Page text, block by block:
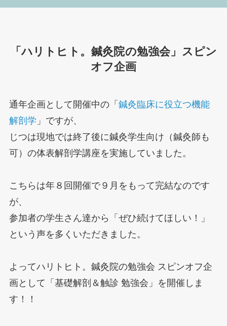
「ハリトヒト。鍼灸院の勉強会」スピン
オフ企画
通年企画として開催中の「 鍼灸臨床に役立つ機能
解剖学 」ですが、
じつは現地では終了後に鍼灸学生向け（鍼灸師も
可）の体表解剖学講座を実施していました。
こちらは年８回開催で９月をもって完結なのです
が、
参加者の学生さん達から「ぜひ続けてほしい！」
という声を多くいただきました。
よってハリトヒト。鍼灸院の勉強会 スピンオフ企
画として「基礎解剖＆触診 勉強会」を開催しま
す！！